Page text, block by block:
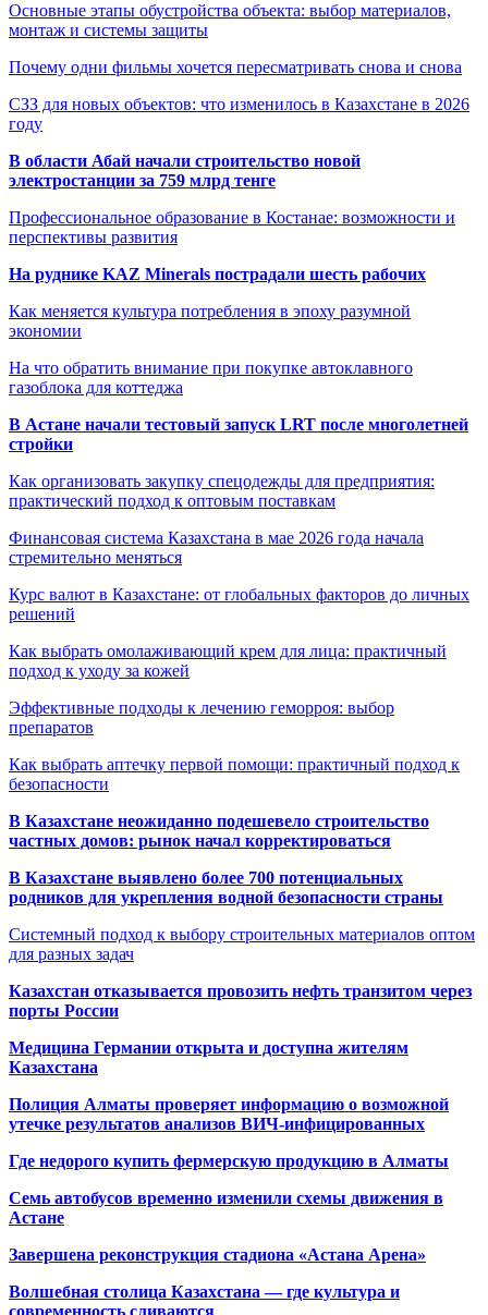
Основные этапы обустройства объекта: выбор материалов,
монтаж и системы защиты
Почему одни фильмы хочется пересматривать снова и снова
СЗЗ для новых объектов: что изменилось в Казахстане в 2026
году
В области Абай начали строительство новой
электростанции за 759 млрд тенге
Профессиональное образование в Костанае: возможности и
перспективы развития
На руднике KAZ Minerals пострадали шесть рабочих
Как меняется культура потребления в эпоху разумной
экономии
На что обратить внимание при покупке автоклавного
газоблока для коттеджа
В Астане начали тестовый запуск LRT после многолетней
стройки
Как организовать закупку спецодежды для предприятия:
практический подход к оптовым поставкам
Финансовая система Казахстана в мае 2026 года начала
стремительно меняться
Курс валют в Казахстане: от глобальных факторов до личных
решений
Как выбрать омолаживающий крем для лица: практичный
подход к уходу за кожей
Эффективные подходы к лечению геморроя: выбор
препаратов
Как выбрать аптечку первой помощи: практичный подход к
безопасности
В Казахстане неожиданно подешевело строительство
частных домов: рынок начал корректироваться
В Казахстане выявлено более 700 потенциальных
родников для укрепления водной безопасности страны
Системный подход к выбору строительных материалов оптом
для разных задач
Казахстан отказывается провозить нефть транзитом через
порты России
Медицина Германии открыта и доступна жителям
Казахстана
Полиция Алматы проверяет информацию о возможной
утечке результатов анализов ВИЧ-инфицированных
Где недорого купить фермерскую продукцию в Алматы
Семь автобусов временно изменили схемы движения в
Астане
Завершена реконструкция стадиона «Астана Арена»
Волшебная столица Казахстана — где культура и